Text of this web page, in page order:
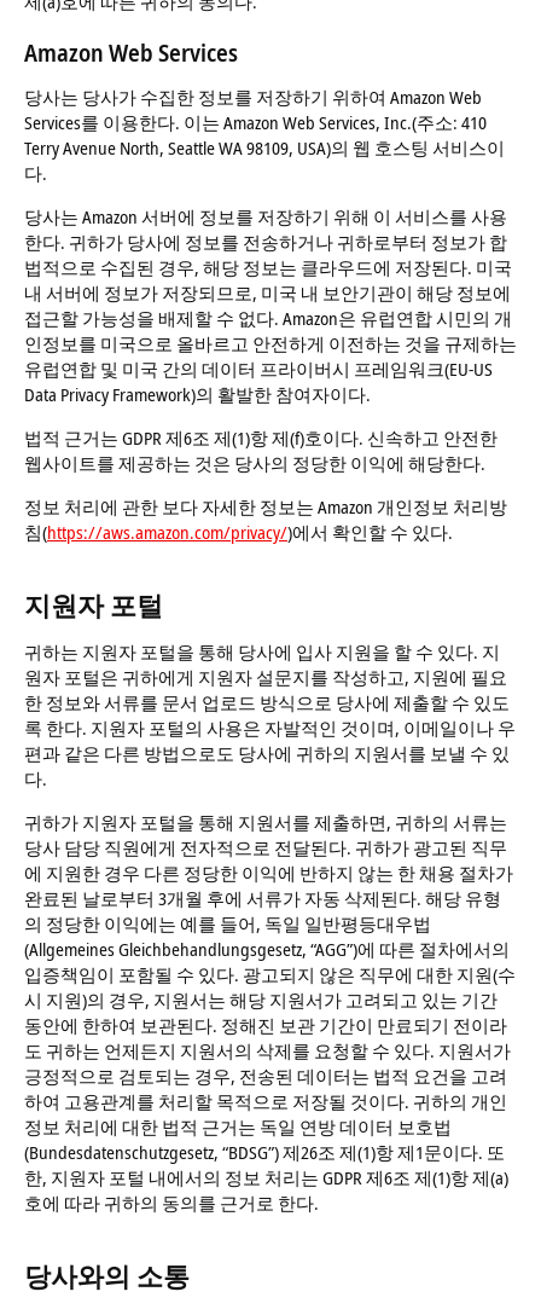
Amazon Web Services
당사는 당사가 수집한 정보를 저장하기 위하여 Amazon Web
Services를 이용한다. 이는 Amazon Web Services, Inc.(주소: 410
Terry Avenue North, Seattle WA 98109, USA)의 웹 호스팅 서비스이
다.
당사는 Amazon 서버에 정보를 저장하기 위해 이 서비스를 사용
한다. 귀하가 당사에 정보를 전송하거나 귀하로부터 정보가 합
법적으로 수집된 경우, 해당 정보는 클라우드에 저장된다. 미국
내 서버에 정보가 저장되므로, 미국 내 보안기관이 해당 정보에
접근할 가능성을 배제할 수 없다. Amazon은 유럽연합 시민의 개
인정보를 미국으로 올바르고 안전하게 이전하는 것을 규제하는
유럽연합 및 미국 간의 데이터 프라이버시 프레임워크(EU-US
Data Privacy Framework)의 활발한 참여자이다.
법적 근거는 GDPR 제6조 제(1)항 제(f)호이다. 신속하고 안전한
웹사이트를 제공하는 것은 당사의 정당한 이익에 해당한다.
정보 처리에 관한 보다 자세한 정보는 Amazon 개인정보 처리방
침(https://aws.amazon.com/privacy/)에서 확인할 수 있다.
지원자 포털
귀하는 지원자 포털을 통해 당사에 입사 지원을 할 수 있다. 지
원자 포털은 귀하에게 지원자 설문지를 작성하고, 지원에 필요
한 정보와 서류를 문서 업로드 방식으로 당사에 제출할 수 있도
록 한다. 지원자 포털의 사용은 자발적인 것이며, 이메일이나 우
편과 같은 다른 방법으로도 당사에 귀하의 지원서를 보낼 수 있
다.
귀하가 지원자 포털을 통해 지원서를 제출하면, 귀하의 서류는
당사 담당 직원에게 전자적으로 전달된다. 귀하가 광고된 직무
에 지원한 경우 다른 정당한 이익에 반하지 않는 한 채용 절차가
완료된 날로부터 3개월 후에 서류가 자동 삭제된다. 해당 유형
의 정당한 이익에는 예를 들어, 독일 일반평등대우법
(Allgemeines Gleichbehandlungsgesetz, “AGG”)에 따른 절차에서의
입증책임이 포함될 수 있다. 광고되지 않은 직무에 대한 지원(수
시 지원)의 경우, 지원서는 해당 지원서가 고려되고 있는 기간
동안에 한하여 보관된다. 정해진 보관 기간이 만료되기 전이라
도 귀하는 언제든지 지원서의 삭제를 요청할 수 있다. 지원서가
긍정적으로 검토되는 경우, 전송된 데이터는 법적 요건을 고려
하여 고용관계를 처리할 목적으로 저장될 것이다. 귀하의 개인
정보 처리에 대한 법적 근거는 독일 연방 데이터 보호법
(Bundesdatenschutzgesetz, “BDSG”) 제26조 제(1)항 제1문이다. 또
한, 지원자 포털 내에서의 정보 처리는 GDPR 제6조 제(1)항 제(a)
호에 따라 귀하의 동의를 근거로 한다.
당사와의 소통